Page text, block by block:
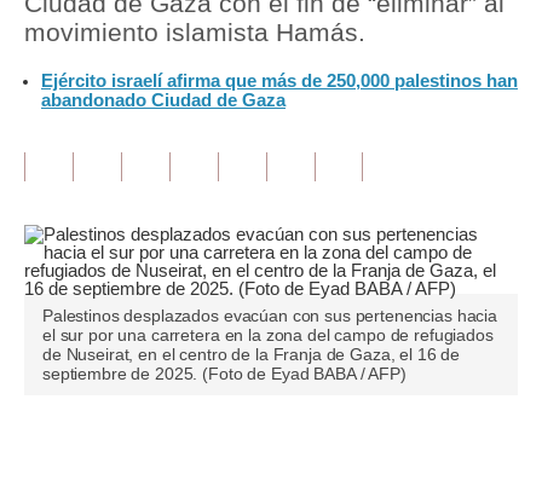
Finanzas Personales
Inmobiliarias
Opinión
Editorial
Pregunta de hoy
Blogs
Tendencias
movimiento islamista Hamás.
Ejército israelí afirma que más de 250,000 palestinos han
abandonado Ciudad de Gaza
Palestinos desplazados evacúan con sus pertenencias hacia
el sur por una carretera en la zona del campo de refugiados
de Nuseirat, en el centro de la Franja de Gaza, el 16 de
septiembre de 2025. (Foto de Eyad BABA / AFP)